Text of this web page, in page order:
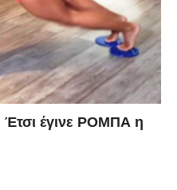
έγινε ΡΟΜΠΑ η